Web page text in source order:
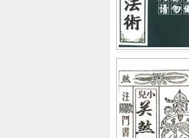
莫听穿林打
竹杖芒鞋轻
料峭风轻轻
回望素来
人活一辈子